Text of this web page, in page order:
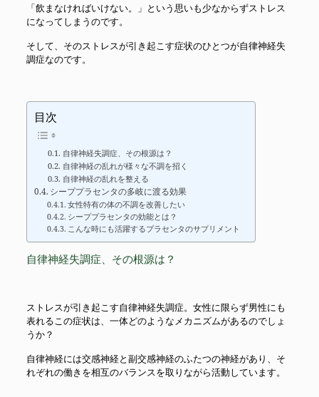
「飲まなければいけない。」という思いも少なからずストレス
になってしまうのです。
そして、そのストレスが引き起こす症状のひとつが自律神経失
調症なのです。
目次
自律神経失調症、その根源は？
自律神経の乱れが様々な不調を招く
自律神経の乱れを整える
シーププラセンタの多岐に渡る効果
女性特有の体の不調を改善したい
シーププラセンタの効能とは？
こんな時にも活躍するプラセンタのサプリメント
自律神経失調症、その根源は？
ストレスが引き起こす自律神経失調症。女性に限らず男性にも
表れるこの症状は、一体どのようなメカニズムがあるのでしょ
うか？
自律神経には交感神経と副交感神経のふたつの神経があり、そ
れぞれの働きを相互のバランスを取りながら活動しています。